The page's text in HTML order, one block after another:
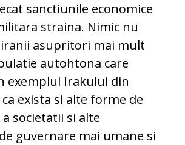
sanctiunile economice
straina. Nimic nu
asupritori mai mult
autohtona care
exemplul Irakului din
exista si alte forme de
societatii si alte
guvernare mai umane si